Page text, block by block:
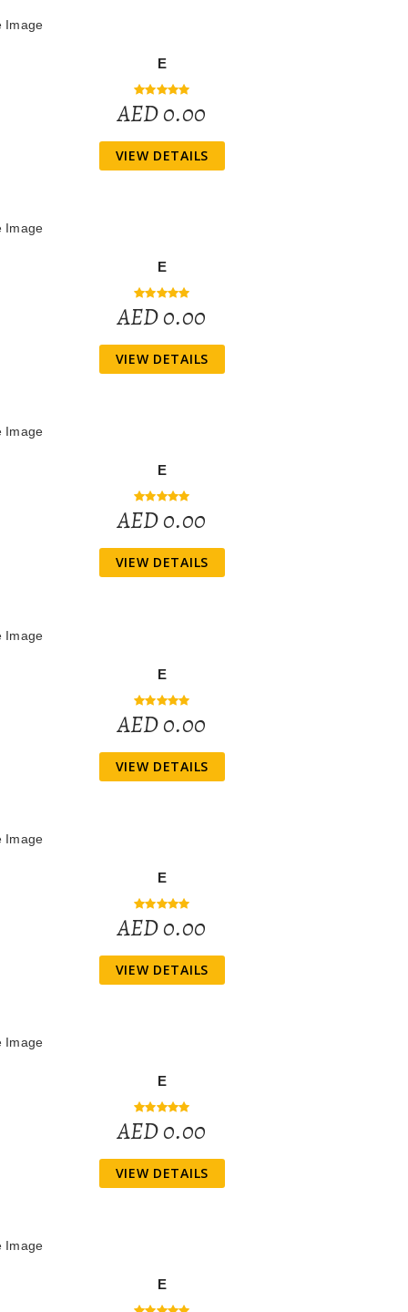
E
AED 0.00
VIEW DETAILS
E
AED 0.00
VIEW DETAILS
E
AED 0.00
VIEW DETAILS
E
AED 0.00
VIEW DETAILS
E
AED 0.00
VIEW DETAILS
E
AED 0.00
VIEW DETAILS
E